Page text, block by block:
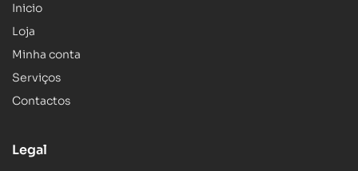
Inicio
Loja
Minha conta
Serviços
Contactos
Legal